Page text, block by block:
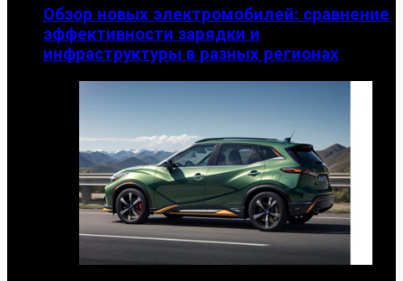
Обзор новых электромобилей: сравнение
эффективности зарядки и
инфраструктуры в разных регионах